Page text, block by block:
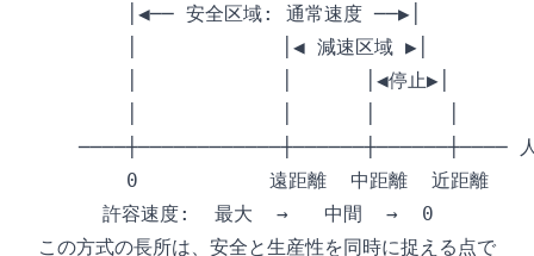
この方式の長所は、安全と生産性を同時に捉える点で